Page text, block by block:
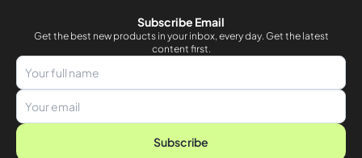
Subscribe Email
Get the best new products in your inbox, every day. Get the latest
content first.
Subscribe